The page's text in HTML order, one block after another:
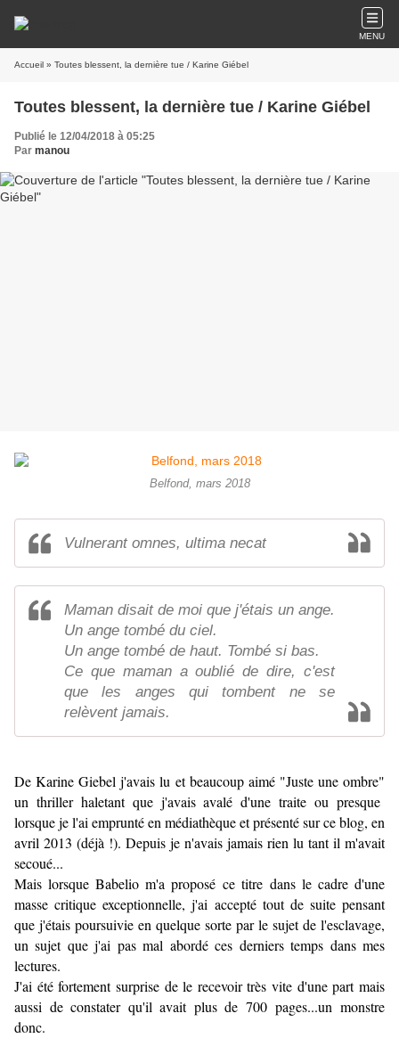
MENU
Accueil » Toutes blessent, la dernière tue / Karine Giébel
Toutes blessent, la dernière tue / Karine Giébel
Publié le 12/04/2018 à 05:25
Par manou
Belfond, mars 2018
Vulnerant omnes, ultima necat
Maman disait de moi que j'étais un ange.
Un ange tombé du ciel.
Un ange tombé de haut. Tombé si bas.
Ce que maman a oublié de dire, c'est
que les anges qui tombent ne se
relèvent jamais.
De Karine Giebel j'avais lu et beaucoup aimé "Juste une ombre"
un thriller haletant que j'avais avalé d'une traite ou presque
lorsque je l'ai emprunté en médiathèque et présenté sur ce blog, en
avril 2013 (déjà !). Depuis je n'avais jamais rien lu tant il m'avait
secoué...
Mais lorsque Babelio m'a proposé ce titre dans le cadre d'une
masse critique exceptionnelle, j'ai accepté tout de suite pensant
que j'étais poursuivie en quelque sorte par le sujet de l'esclavage,
un sujet que j'ai pas mal abordé ces derniers temps dans mes
lectures.
J'ai été fortement surprise de le recevoir très vite d'une part mais
aussi de constater qu'il avait plus de 700 pages...un monstre
donc.